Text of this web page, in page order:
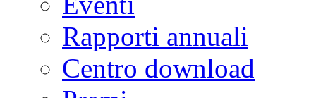
Rapporti annuali
Centro download